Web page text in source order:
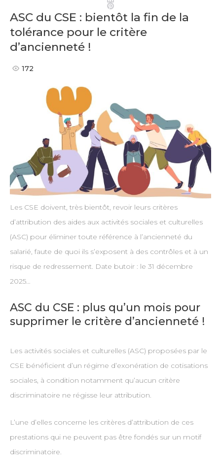
Pinterest
ASC du CSE : bientôt la fin de la
tolérance pour le critère
d’ancienneté !
172
Les CSE doivent, très bientôt, revoir leurs critères
d’attribution des aides aux activités sociales et culturelles
(ASC) pour éliminer toute référence à l’ancienneté du
salarié, faute de quoi ils s’exposent à des contrôles et à un
risque de redressement. Date butoir : le 31 décembre
2025…
ASC du CSE : plus qu’un mois pour
supprimer le critère d’ancienneté !
Les activités sociales et culturelles (ASC) proposées par le
CSE bénéficient d’un régime d’exonération de cotisations
sociales, à condition notamment qu’aucun critère
discriminatoire ne régisse leur attribution.
L’une d’elles concerne les critères d’attribution de ces
prestations qui ne peuvent pas être fondés sur un motif
discriminatoire.